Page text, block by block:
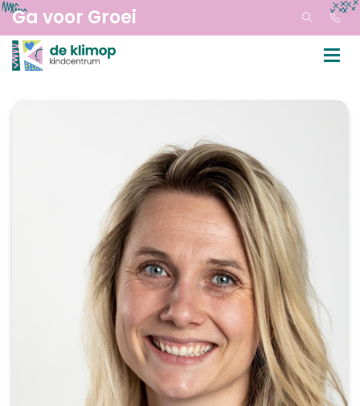
Ga voor Groei